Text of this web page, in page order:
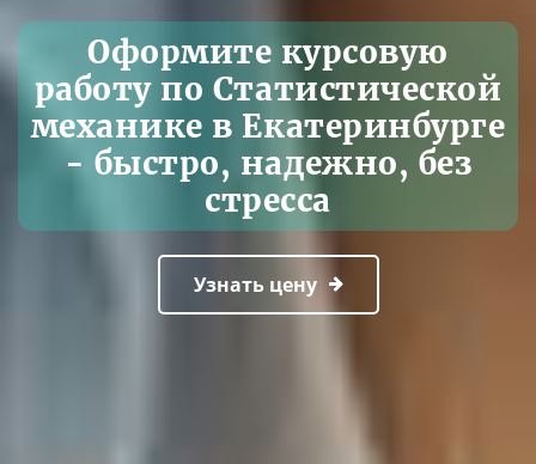
Оформите курсовую
работу по Статистической
механике в Екатеринбурге
- быстро, надежно, без
стресса
Узнать цену